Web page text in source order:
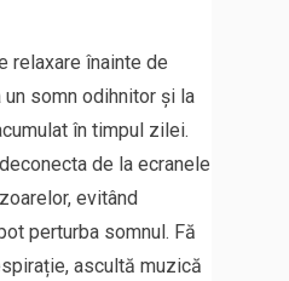
relaxare înainte de
somn odihnitor și la
în timpul zilei.
de la ecranele
evitând
perturba somnul. Fă
ascultă muzică